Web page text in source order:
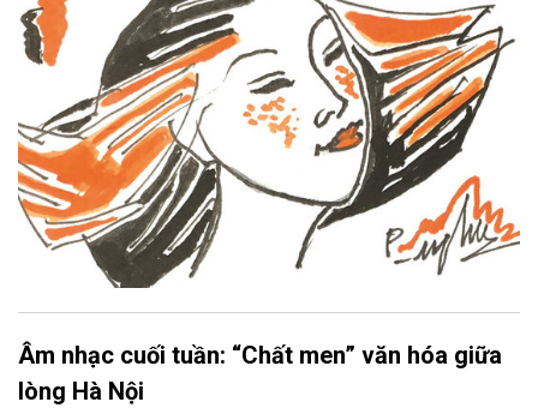
Âm nhạc cuối tuần: “Chất men” văn hóa giữa
lòng Hà Nội